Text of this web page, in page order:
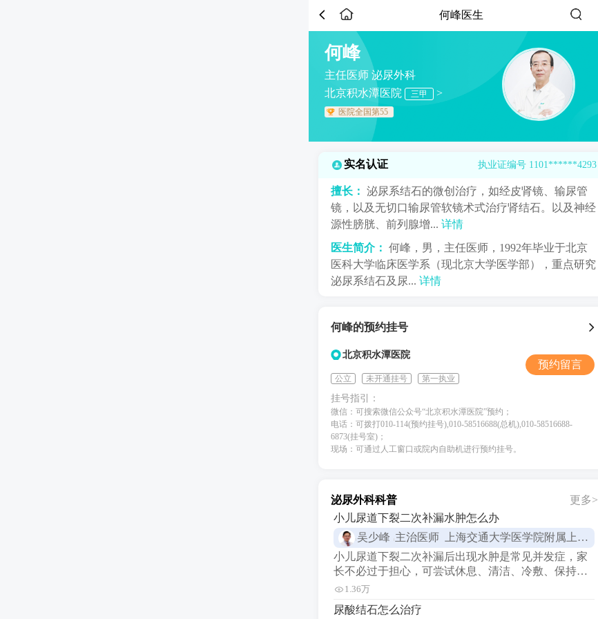
何峰医生
何峰
主任医师 泌尿外科
北京积水潭医院
三甲 >
医院全国第55
实名认证 执业证编号 1101******4293
擅长： 泌尿系结石的微创治疗，如经皮肾镜、输尿管
镜，以及无切口输尿管软镜术式治疗肾结石。以及神经
源性膀胱、前列腺增... 详情
医生简介： 何峰，男，主任医师，1992年毕业于北京
医科大学临床医学系（现北京大学医学部），重点研究
泌尿系结石及尿... 详情
何峰的预约挂号
北京积水潭医院
公立 未开通挂号 第一执业
预约留言
挂号指引：
微信：可搜索微信公众号“北京积水潭医院”预约；
电话：可拨打010-114(预约挂号),010-58516688(总机),010-58516688-
6873(挂号室)；
现场：可通过人工窗口或院内自助机进行预约挂号。
泌尿外科科普
更多>
小儿尿道下裂二次补漏水肿怎么办
吴少峰 主治医师 上海交通大学医学院附属上海儿童医学中心
小儿尿道下裂二次补漏后出现水肿是常见并发症，家
长不必过于担心，可尝试休息、清洁、冷敷、保持体
位、避免刺激、观察症状、按医嘱治疗及调整饮食等
剧烈运动。保持手术部位的清洁，每天用温水清洗，
1.36万
尿酸结石怎么治疗